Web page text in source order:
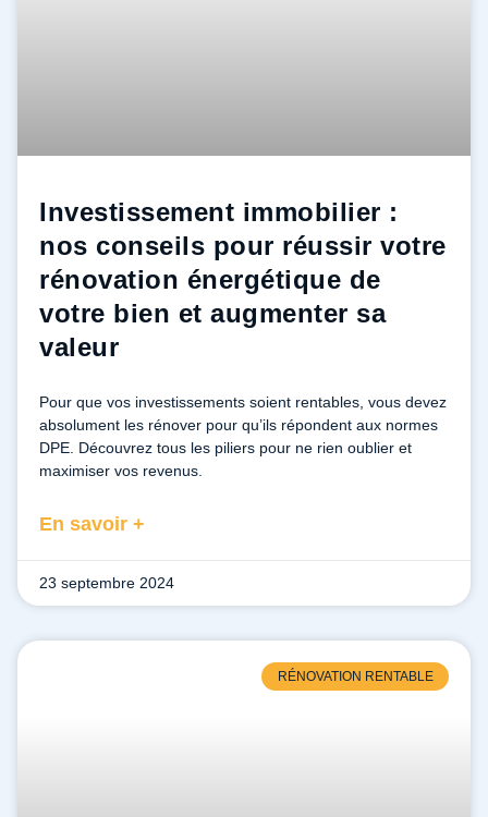
Investissement immobilier :
nos conseils pour réussir votre
rénovation énergétique de
votre bien et augmenter sa
valeur
Pour que vos investissements soient rentables, vous devez
absolument les rénover pour qu’ils répondent aux normes
DPE. Découvrez tous les piliers pour ne rien oublier et
maximiser vos revenus.
En savoir +
23 septembre 2024
RÉNOVATION RENTABLE